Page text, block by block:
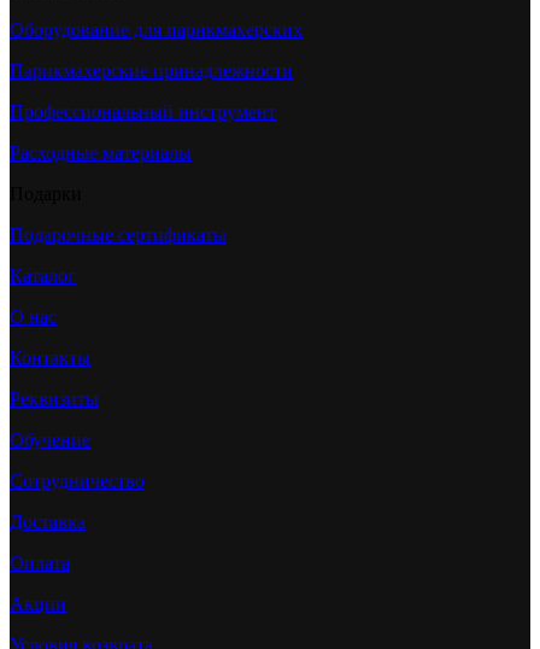
Оборудование для парикмахерских
Парикмахерские принадлежности
Профессиональный инструмент
Расходные материалы
Подарочные сертификаты
Каталог
О нас
Контакты
Реквизиты
Обучение
Сотрудничество
Доставка
Оплата
Акции
Условия возврата